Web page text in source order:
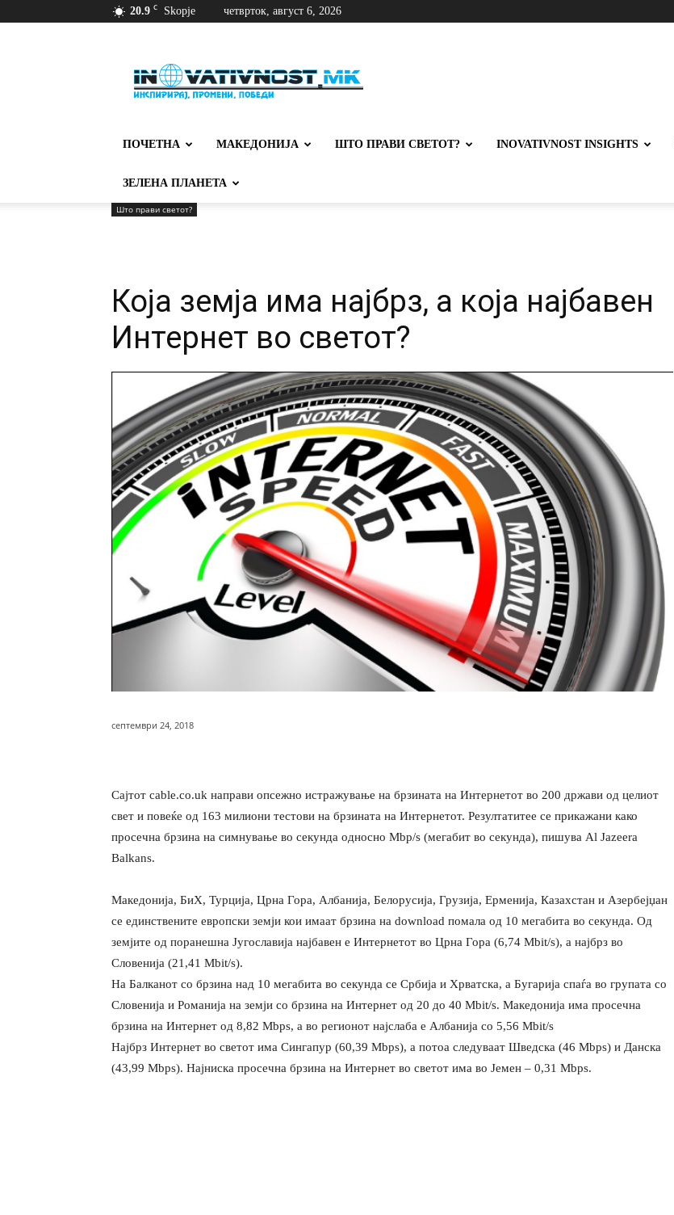
20.9 C Skopje четврток, август 6, 2026
ПОЧЕТНА МАКЕДОНИЈА ШТО ПРАВИ СВЕТОТ? INOVATIVNOST INSIGHTS
ЗЕЛЕНА ПЛАНЕТА
Што прави светот?
Која земја има најбрз, а која најбавен
Интернет во светот?
септември 24, 2018
Сајтот cable.co.uk направи опсежно истражување на брзината на Интернетот во 200 држави од целиот
свет и повеќе од 163 милиони тестови на брзината на Интернетот. Резултатитее се прикажани како
просечна брзина на симнување во секунда односно Mbp/s (мегабит во секунда), пишува Al Jazeera
Вalkans.
Македонија, БиХ, Турција, Црна Гора, Албанија, Белорусија, Грузија, Ерменија, Казахстан и Азербејџан
се единствените европски земји кои имаат брзина на download помала од 10 мегабита во секунда. Од
земјите од поранешна Југославија најбавен е Интернетот во Црна Гора (6,74 Mbit/s), а најбрз во
Словенија (21,41 Mbit/ѕ).
На Балканот со брзина над 10 мегабита во секунда се Србија и Хрватска, а Бугарија спаѓа во групата со
Словенија и Романија на земји со брзина на Интернет од 20 до 40 Mbit/s. Македонија има просечна
брзина на Интернет од 8,82 Mbps, а во регионот најслаба е Албанија со 5,56 Mbit/s
Најбрз Интернет во светот има Сингапур (60,39 Mbps), а потоа следуваат Шведска (46 Mbps) и Данска
(43,99 Mbps). Најниска просечна брзина на Интернет во светот има во Јемен – 0,31 Mbps.